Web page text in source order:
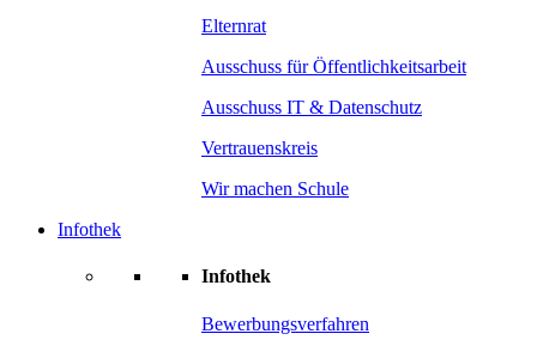
Elternrat
Ausschuss für Öffentlichkeitsarbeit
Ausschuss IT & Datenschutz
Vertrauenskreis
Wir machen Schule
Infothek
Infothek
Bewerbungsverfahren